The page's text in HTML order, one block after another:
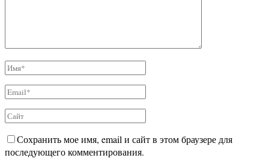
Сохранить мое имя, email и сайт в этом браузере для
последующего комментирования.